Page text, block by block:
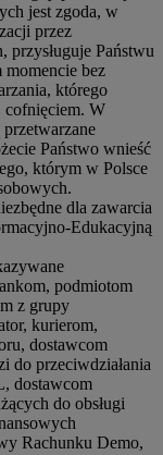
jest zgoda, w
przez
przysługuje Państwu
bez
którego
cofnięciem. W
Państwo wnieść
którym w Polsce
dla zawarcia
Edukacyjną
podmiotom
z grupy
kurierom,
dostawcom
do przeciwdziałania
dostawcom
do obsługi
Rachunku Demo,